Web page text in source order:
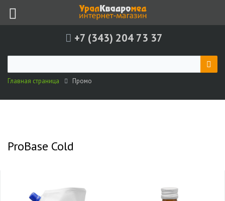
+7 (343) 204 73 37
Главная страница Промо
ProBase Cold